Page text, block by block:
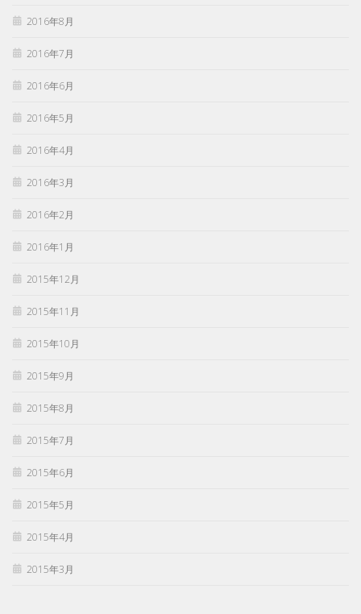
2016年8月
2016年7月
2016年6月
2016年5月
2016年4月
2016年3月
2016年2月
2016年1月
2015年12月
2015年11月
2015年10月
2015年9月
2015年8月
2015年7月
2015年6月
2015年5月
2015年4月
2015年3月